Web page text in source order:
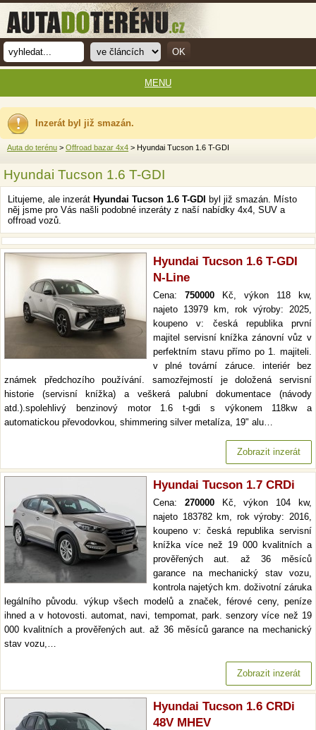
Inzerát byl již smazán.
Auta do terénu > Offroad bazar 4x4 > Hyundai Tucson 1.6 T-GDI
Hyundai Tucson 1.6 T-GDI
Litujeme, ale inzerát Hyundai Tucson 1.6 T-GDI
byl již smazán. Místo
něj jsme pro Vás našli podobné inzeráty z naší nabídky 4x4, SUV a
offroad vozů.
Hyundai Tucson 1.6 T-GDI
N-Line
Cena: 750000 Kč, výkon 118 kw,
najeto 13979 km, rok výroby: 2025,
koupeno v: česká republika první
majitel servisní knížka zánovní vůz v
perfektním stavu přímo po 1. majiteli.
v plné tovární záruce. interiér bez
známek předchozího používání. samozřejmostí je doložená servisní
historie (servisní knížka) a veškerá palubní dokumentace (návody
atd.).spolehlivý benzinový motor 1.6 t-gdi s výkonem 118kw a
automatickou převodovkou, shimmering silver metalíza, 19" alu…
Zobrazit inzerát
Hyundai Tucson 1.7 CRDi
Cena: 270000Kč, výkon 104 kw,
najeto 183782 km, rok výroby: 2016,
koupeno v: česká republika servisní
knížka více než 19 000 kvalitních a
prověřených aut. až 36 měsíců
garance na mechanický stav vozu,
kontrola najetých km. doživotní záruka
legálního původu. výkup všech modelů a značek, férové ceny, peníze
ihned a v hotovosti. automat, navi, tempomat, park. senzory více než 19
000 kvalitních a prověřených aut. až 36 měsíců garance na mechanický
stav vozu,…
Zobrazit inzerát
Hyundai Tucson 1.6 CRDi
48V MHEV
MENU